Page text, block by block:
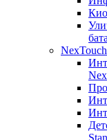
NexTouch